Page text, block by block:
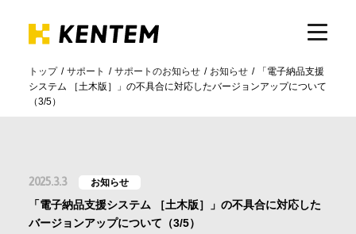
製品・サービス
導入事例
トップ サポート サポートのお知らせ お知らせ
「電子納品支援
システム ［土木版］」の不具合に対応したバージョンアップについて
（3/5）
2025.3.3 お知らせ
「電子納品支援システム ［土木版］」の不具合に対応した
バージョンアップについて（3/5）